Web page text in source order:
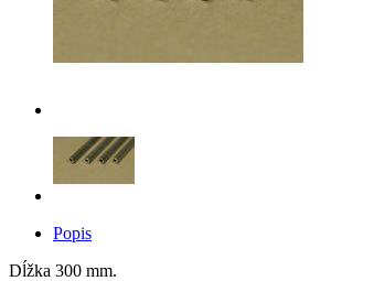
Popis
Dĺžka 300 mm.